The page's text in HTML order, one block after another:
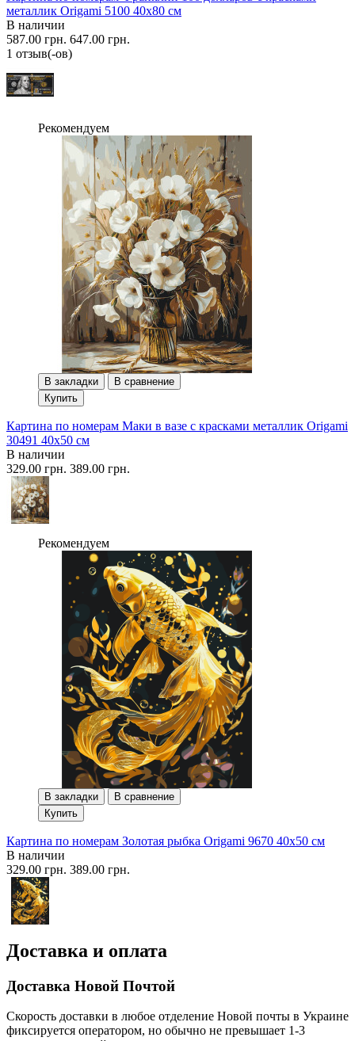
металлик Origami 5100 40x80 см
В наличии
587.00 грн. 647.00 грн.
1 отзыв(-ов)
Рекомендуем
В закладки
В сравнение
Купить
Картина по номерам Маки в вазе с красками металлик Origami
30491 40x50 см
В наличии
329.00 грн. 389.00 грн.
Рекомендуем
В закладки
В сравнение
Купить
Картина по номерам Золотая рыбка Origami 9670 40x50 см
В наличии
329.00 грн. 389.00 грн.
Доставка и оплата
Доставка Новой Почтой
Скорость доставки в любое отделение Новой почты в Украине
фиксируется оператором, но обычно не превышает 1-3